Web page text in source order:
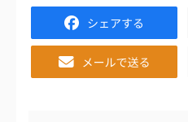
Facebook
Email